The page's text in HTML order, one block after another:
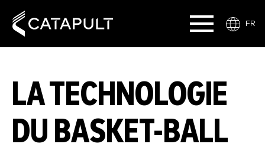
FR
LA TECHNOLOGIE
DU BASKET-BALL